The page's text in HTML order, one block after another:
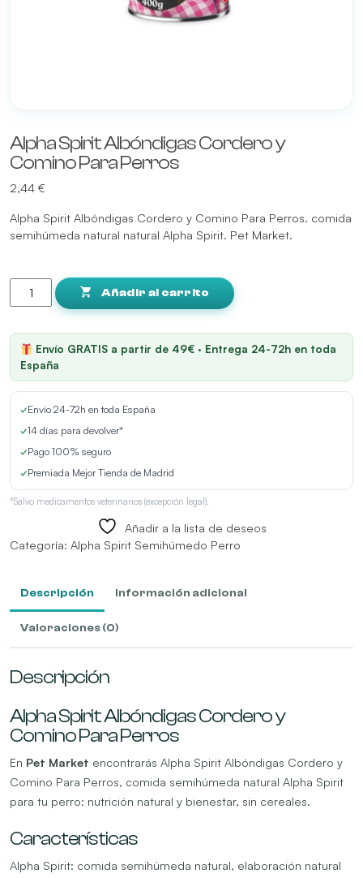
Alpha Spirit Albóndigas Cordero y
Comino Para Perros
2,44 €
Alpha Spirit Albóndigas Cordero y Comino Para Perros. comida
semihúmeda natural natural Alpha Spirit. Pet Market.
Spirit
Albóndigas
y
Comino
Para
Perros
cantidad
Añadir al carrito
Envío GRATIS a partir de 49€ · Entrega 24-72h en toda
España
✓Envío 24-72h en toda España
✓14 días para devolver*
✓Pago 100% seguro
✓Premiada Mejor Tienda de Madrid
*Salvo medicamentos veterinarios (excepción legal).
Añadir a la lista de deseos
Categoría: Alpha Spirit Semihúmedo Perro
Descripción Información adicional
Valoraciones (0)
Descripción
Alpha Spirit Albóndigas Cordero y
Comino Para Perros
En Pet Market encontrarás Alpha Spirit Albóndigas Cordero y
Comino Para Perros, comida semihúmeda natural Alpha Spirit
para tu perro: nutrición natural y bienestar, sin cereales.
Características
Alpha Spirit: comida semihúmeda natural, elaboración natural